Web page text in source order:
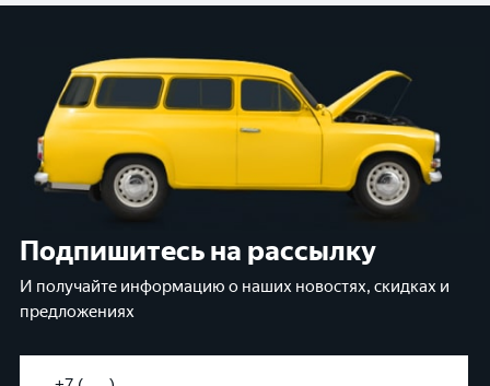
Подпишитесь на рассылку
И получайте информацию о наших новостях, скидках и
предложениях